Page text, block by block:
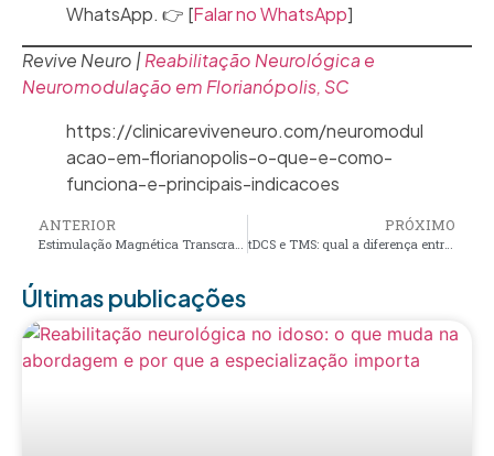
WhatsApp. 👉 [Falar no WhatsApp]
Revive Neuro |Reabilitação Neurológica e
Neuromodulação em Florianópolis, SC
https://clinicareviveneuro.com/neuromodul
acao-em-florianopolis-o-que-e-como-
funciona-e-principais-indicacoes
ANTERIOR PRÓXIMO
tDCS e TMS: qual a diferença entre as duas técnicas de neuromodulação e quando cada uma é usada
Últimas publicações